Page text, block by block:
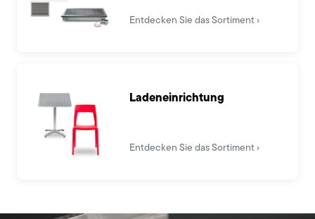
Entdecken Sie das Sortiment
Ladeneinrichtung
Entdecken Sie das Sortiment